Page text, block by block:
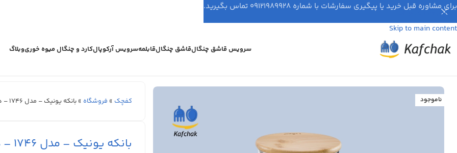
Skip to navigation
Skip to main content
سرویس قاشق چنگالقاشق چنگالقابلمهسرویس آرکوپالکارد و چنگال میوه خوریوبلاگ
ناموجود کفچک » فروشگاه » بانکه یونیک – مدل 1746 – درب چوبی
بانکه یونیک – مدل 1746 – درب چوبی
برای مشاوره قبل خرید یا پیگیری سفارشات با شماره ۰۹۱۲۱۹۸۹۹۲۸ تماس بگیرید.